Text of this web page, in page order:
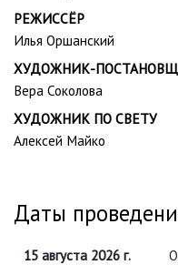
РЕЖИССЁР
Илья Оршанский
ХУДОЖНИК-
Вера Соколова
ХУДОЖНИК ПО СВЕТУ
Алексей Майко
Даты
15 августа 2026 г.